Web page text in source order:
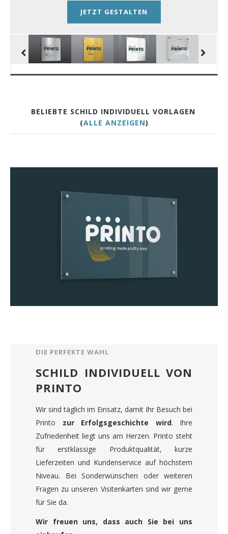
JETZT GESTALTEN
BELIEBTE SCHILD INDIVIDUELL VORLAGEN
(ALLE ANZEIGEN)
DIE PERFEKTE WAHL
SCHILD INDIVIDUELL VON
PRINTO
Wir sind täglich im Einsatz, damit Ihr Besuch bei
Printo zur Erfolgsgeschichte wird. Ihre
Zufriedenheit liegt uns am Herzen. Printo steht
für erstklassige Produktqualität, kurze
Lieferzeiten und Kundenservice auf höchstem
Niveau. Bei Sonderwünschen oder weiteren
Fragen zu unseren Visitenkarten sind wir gerne
für Sie da.
Wir freuen uns, dass auch Sie bei uns